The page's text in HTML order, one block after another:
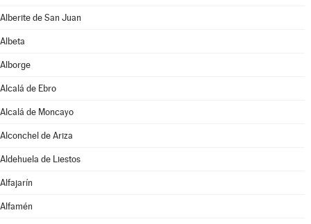
Alberite de San Juan
Albeta
Alborge
Alcalá de Ebro
Alcalá de Moncayo
Alconchel de Ariza
Aldehuela de Liestos
Alfajarín
Alfamén